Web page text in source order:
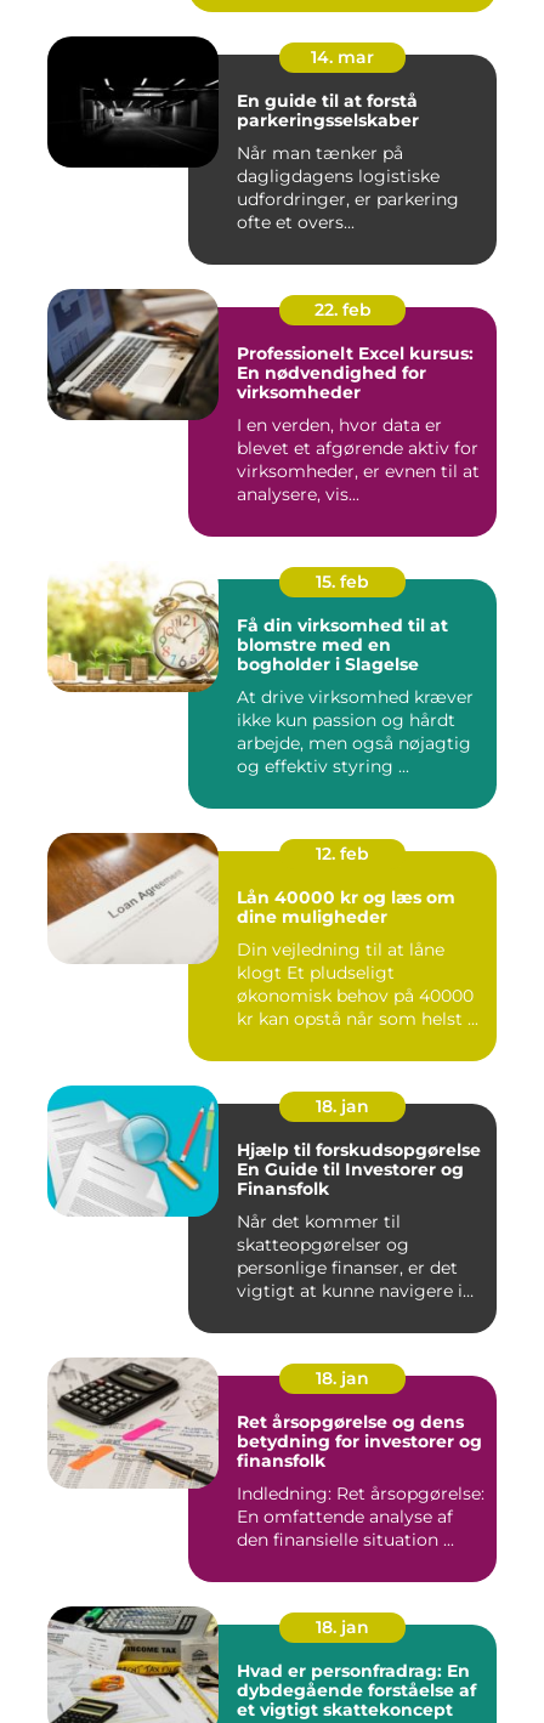
14. mar
En guide til at forstå
parkeringsselskaber
Når man tænker på
dagligdagens logistiske
udfordringer, er parkering
ofte et overs...
22. feb
Professionelt Excel kursus:
En nødvendighed for
virksomheder
I en verden, hvor data er
blevet et afgørende aktiv for
virksomheder, er evnen til at
analysere, vis...
15. feb
Få din virksomhed til at
blomstre med en
bogholder i Slagelse
At drive virksomhed kræver
ikke kun passion og hårdt
arbejde, men også nøjagtig
og effektiv styring ...
12. feb
Lån 40000 kr og læs om
dine muligheder
Din vejledning til at låne
klogt Et pludseligt
økonomisk behov på 40000
kr kan opstå når som helst ...
18. jan
Hjælp til forskudsopgørelse
En Guide til Investorer og
Finansfolk
Når det kommer til
skatteopgørelser og
personlige finanser, er det
vigtigt at kunne navigere i
18. jan
Ret årsopgørelse og dens
betydning for investorer og
finansfolk
Indledning: Ret årsopgørelse:
En omfattende analyse af
den finansielle situation ...
18. jan
Hvad er personfradrag: En
dybdegående forståelse af
et vigtigt skattekoncept